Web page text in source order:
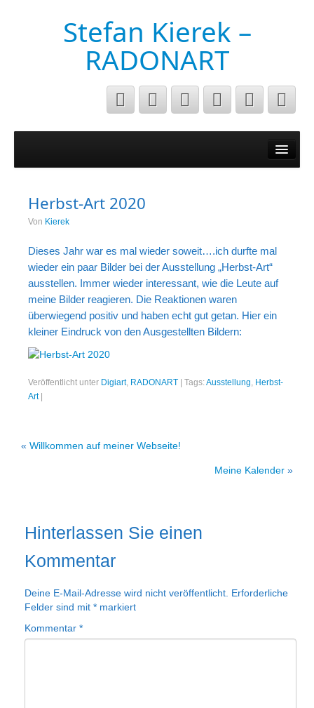
Stefan Kierek –
RADONART
Musik&Art
Architecture
Luftaufnahmen
Portrait
Wettbewerb
Mein Shop
Herbst-Art 2020
Von Kierek
Dieses Jahr war es mal wieder soweit….ich durfte mal
wieder ein paar Bilder bei der Ausstellung „Herbst-Art“
ausstellen. Immer wieder interessant, wie die Leute auf
meine Bilder reagieren. Die Reaktionen waren
überwiegend positiv und haben echt gut getan. Hier ein
kleiner Eindruck von den Ausgestellten Bildern:
Veröffentlicht unter Digiart, RADONART Tags:Ausstellung, Herbst-
Art
« Willkommen auf meiner Webseite!
Meine Kalender »
Hinterlassen Sie einen
Kommentar
Deine E-Mail-Adresse wird nicht veröffentlicht. Erforderliche
Felder sind mit * markiert
Kommentar *